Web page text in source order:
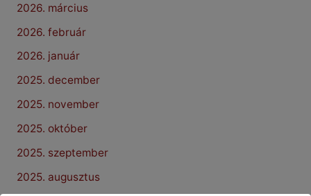
2026. március
2026. február
2026. január
2025. december
2025. november
2025. október
2025. szeptember
2025. augusztus